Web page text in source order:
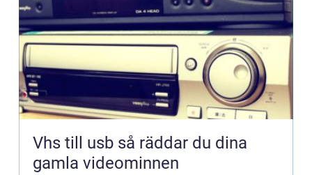
Vhs till usb så räddar du dina
gamla videominnen